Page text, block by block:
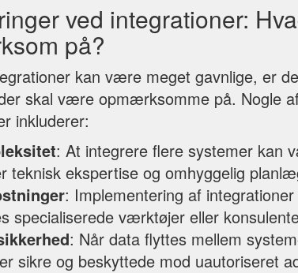
ved integrationer:
på?
kan være meget gavnlige, er
skal være opmærksomme på. Nogle
inkluderer:
: At integrere flere systemer kan
teknisk ekspertise og omhyggelig
: Implementering af
specialiserede værktøjer eller
: Når data flyttes mellem
sikre og beskyttede mod uautoriseret